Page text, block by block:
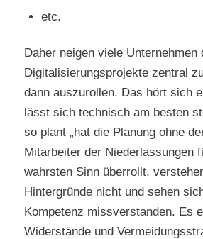
etc.
Daher neigen viele Unternehmen
Digitalisierungsprojekte zentral
dann auszurollen. Das hört sich
lässt sich technisch am besten
so plant „hat die Planung ohne
Mitarbeiter der Niederlassungen
wahrsten Sinn überrollt,
Hintergründe nicht und sehen
Kompetenz missverstanden. Es
Widerstände und